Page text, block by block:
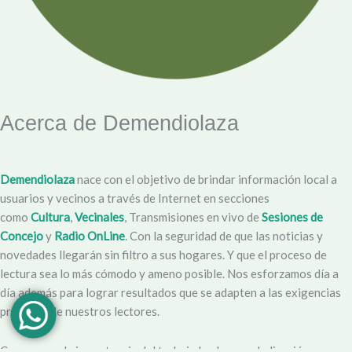
Acerca de Demendiolaza
Demendiolazanace con el objetivo de brindar información local a
usuarios y vecinos a través de Internet en secciones
como Cultura,Vecinales, Transmisiones en vivo de Sesiones de
Concejoy Radio OnLine. Con la seguridad de que las noticias y
novedades llegarán sin filtro a sus hogares. Y que el proceso de
lectura sea lo más cómodo y ameno posible. Nos esforzamos día a
día además para lograr resultados que se adapten a las exigencias
propias y de nuestros lectores.